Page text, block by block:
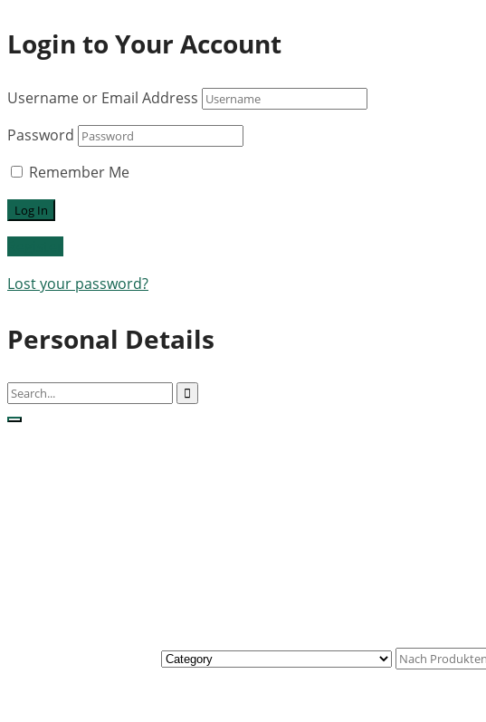
Login to Your Account
Username or Email Address
Password
Remember Me
Lost your password?
Personal Details